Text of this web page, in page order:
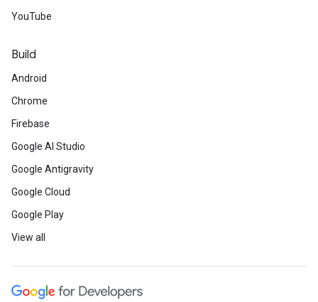
YouTube
Build
Android
Chrome
Firebase
Google AI Studio
Google Antigravity
Google Cloud
Google Play
View all